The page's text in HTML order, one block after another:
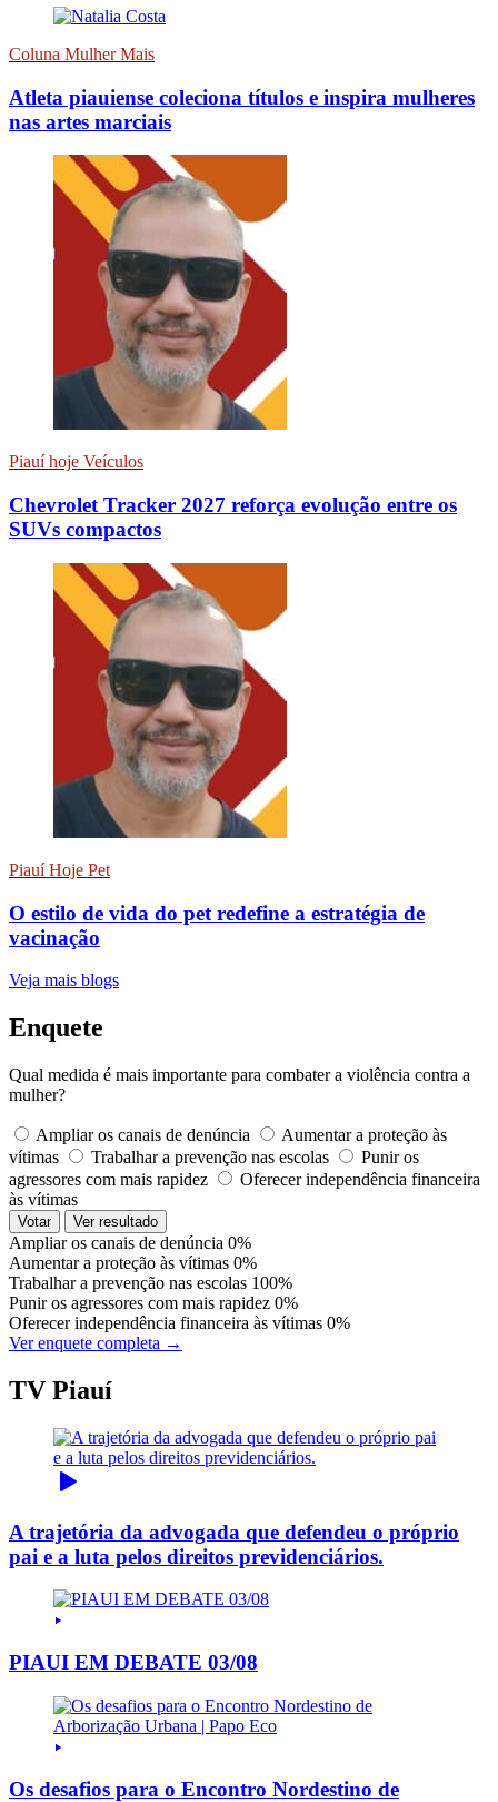
Coluna Mulher Mais
Atleta piauiense coleciona títulos e inspira mulheres
nas artes marciais
Piauí hoje Veículos
Chevrolet Tracker 2027 reforça evolução entre os
SUVs compactos
Piauí Hoje Pet
O estilo de vida do pet redefine a estratégia de
vacinação
Veja mais blogs
Enquete
Qual medida é mais importante para combater a violência contra a
mulher?
Ampliar os canais de denúncia
Aumentar a proteção às
vítimas
Trabalhar a prevenção nas escolas
Punir os
agressores com mais rapidez
Oferecer independência financeira
às vítimas
Votar Ver resultado
Ampliar os canais de denúncia 0%
Aumentar a proteção às vítimas 0%
Trabalhar a prevenção nas escolas 100%
Punir os agressores com mais rapidez 0%
Oferecer independência financeira às vítimas 0%
Ver enquete completa →
TV Piauí
A trajetória da advogada que defendeu o próprio
pai e a luta pelos direitos previdenciários.
PIAUI EM DEBATE 03/08
Os desafios para o Encontro Nordestino de